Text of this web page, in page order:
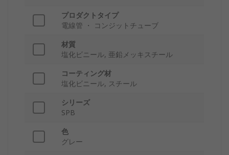
プロダクトタイプ
電線管 ・ コンジットチューブ
材質
塩化ビニール, 亜鉛メッキスチール
コーティング材
塩化ビニール, スチール
シリーズ
SPB
色
グレー